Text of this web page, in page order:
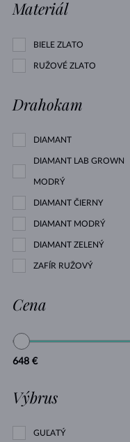
Materiál
BIELE ZLATO
RUŽOVÉ ZLATO
Drahokam
DIAMANT
DIAMANT LAB GROWN
MODRÝ
DIAMANT ČIERNY
DIAMANT MODRÝ
DIAMANT ZELENÝ
ZAFÍR RUŽOVÝ
Cena
648 €
Výbrus
GUĽATÝ